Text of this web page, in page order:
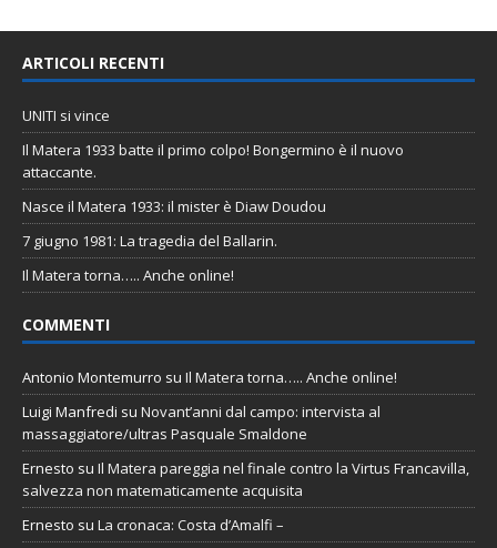
ARTICOLI RECENTI
UNITI si vince
Il Matera 1933 batte il primo colpo! Bongermino è il nuovo
attaccante.
Nasce il Matera 1933: il mister è Diaw Doudou
7 giugno 1981: La tragedia del Ballarin.
Il Matera torna….. Anche online!
COMMENTI
Antonio Montemurro su Il Matera torna….. Anche online!
Luigi Manfredi su Novant’anni dal campo: intervista al
massaggiatore/ultras Pasquale Smaldone
Ernesto su Il Matera pareggia nel finale contro la Virtus Francavilla,
salvezza non matematicamente acquisita
Ernesto su La cronaca: Costa d’Amalfi –